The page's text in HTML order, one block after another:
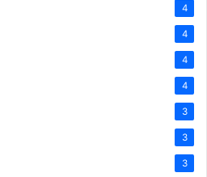
4
4
4
4
3
3
3